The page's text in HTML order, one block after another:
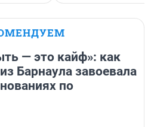
— это кайф»: как
Барнаула завоевала
по